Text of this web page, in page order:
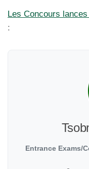
Les Concours
:
Entrance Exams/